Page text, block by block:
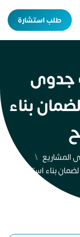
طلب استشارة
جدوى
بناء
المشاريع
بناء استثمار ناجح